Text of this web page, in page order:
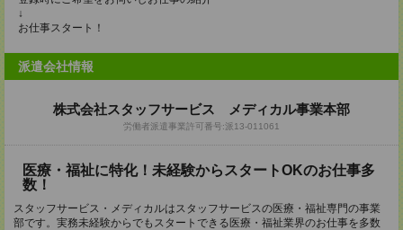
↓
お仕事スタート！
派遣会社情報
株式会社スタッフサービス メディカル事業本部
労働者派遣事業許可番号:派13-011061
医療・福祉に特化！未経験からスタートOKのお仕事多
数！
スタッフサービス・メディカルはスタッフサービスの医療・福祉専門の事業
部です。実務未経験からでもスタートできる医療・福祉業界のお仕事を多数